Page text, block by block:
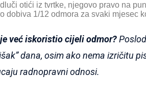
otići iz tvrtke, njegovo pravo na
dobiva 1/12 odmora za svaki mjesec
već iskoristio cijeli odmor?
dana, osim ako nema izričitu
radnopravni odnosi.